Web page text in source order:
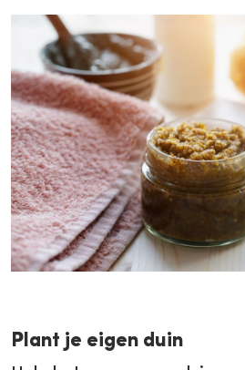
Plant je eigen duin